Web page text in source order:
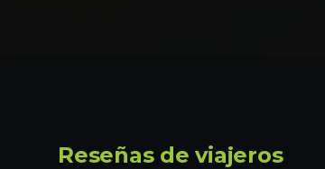
Reseñas de viajeros